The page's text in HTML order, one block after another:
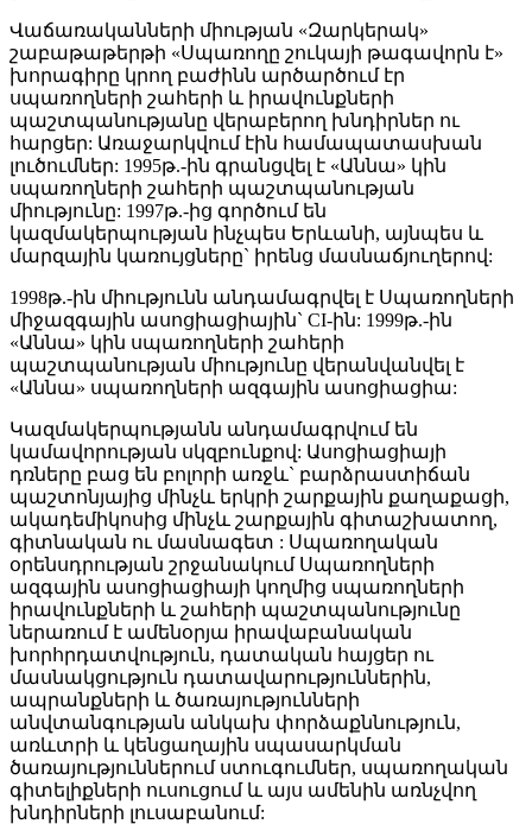
Վաճառականների միության «Զարկերակ»
շաբաթաթերթի «Սպառողը շուկայի թագավորն է»
խորագիրը կրող բաժինն արծարծում էր
սպառողների շահերի և իրավունքների
պաշտպանությանը վերաբերող խնդիրներ ու
հարցեր: Առաջարկվում էին համապատասխան
լուծումներ: 1995թ.-ին գրանցվել է «Աննա» կին
սպառողների շահերի պաշտպանության
միությունը: 1997թ.-ից գործում են
կազմակերպության ինչպես Երևանի, այնպես և
մարզային կառույցները` իրենց մասնաճյուղերով:
1998թ.-ին միությունն անդամագրվել է Սպառողների
միջազգային ասոցիացիային` CI-ին: 1999թ.-ին
«Աննա» կին սպառողների շահերի
պաշտպանության միությունը վերանվանվել է
«Աննա» սպառողների ազգային ասոցիացիա:
Կազմակերպությանն անդամագրվում են
կամավորության սկզբունքով: Ասոցիացիայի
դռները բաց են բոլորի առջև` բարձրաստիճան
պաշտոնյայից մինչև երկրի շարքային քաղաքացի,
ակադեմիկոսից մինչև շարքային գիտաշխատող,
գիտնական ու մասնագետ : Սպառողական
օրենսդրության շրջանակում Սպառողների
ազգային ասոցիացիայի կողմից սպառողների
իրավունքների և շահերի պաշտպանությունը
ներառում է ամենօրյա իրավաբանական
խորհրդատվություն, դատական հայցեր ու
մասնակցություն դատավարություններին,
ապրանքների և ծառայությունների
անվտանգության անկախ փորձաքննություն,
առևտրի և կենցաղային սպասարկման
ծառայություններում ստուգումներ, սպառողական
գիտելիքների ուսուցում և այս ամենին առնչվող
խնդիրների լուսաբանում: